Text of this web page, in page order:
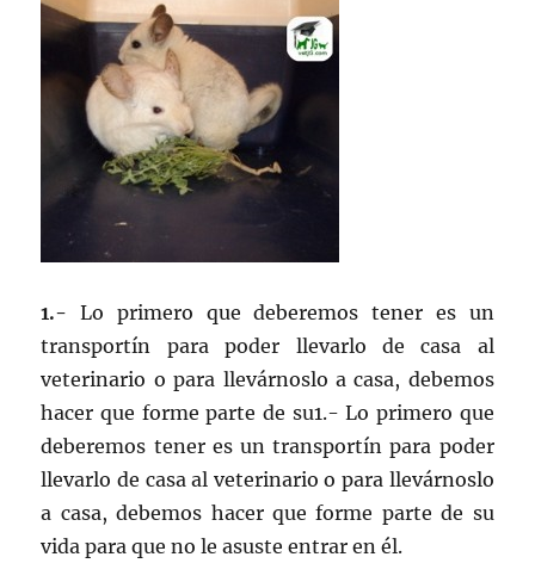
1.-Lo primero que deberemos tener es un
transportín para poder llevarlo de casa al
veterinario o para llevárnoslo a casa, debemos
hacer que forme parte de su1.- Lo primero que
deberemos tener es un transportín para poder
llevarlo de casa al veterinario o para llevárnoslo
a casa, debemos hacer que forme parte de su
vida para que no le asuste entrar en él.